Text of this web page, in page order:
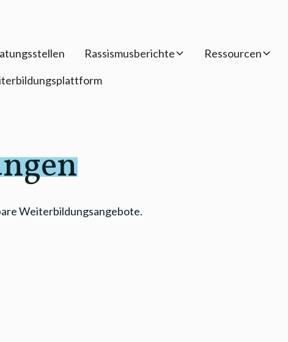
Rassismusberichte
Ressourcen
Weiterbildungsangebote.